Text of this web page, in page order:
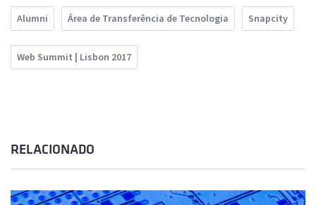
Alumni Área de Transferência de Tecnologia Snapcity
Web Summit | Lisbon 2017
RELACIONADO